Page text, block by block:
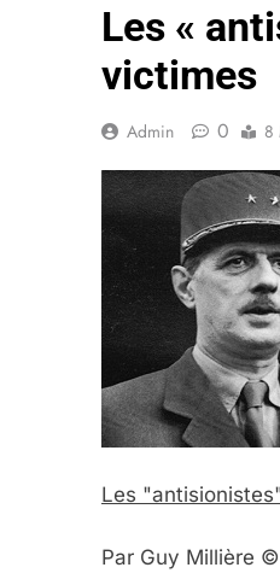
Les «
victimes
Admin 0 8
Les
Par Guy Millière